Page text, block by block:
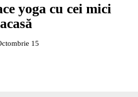
yoga cu cei mici
15